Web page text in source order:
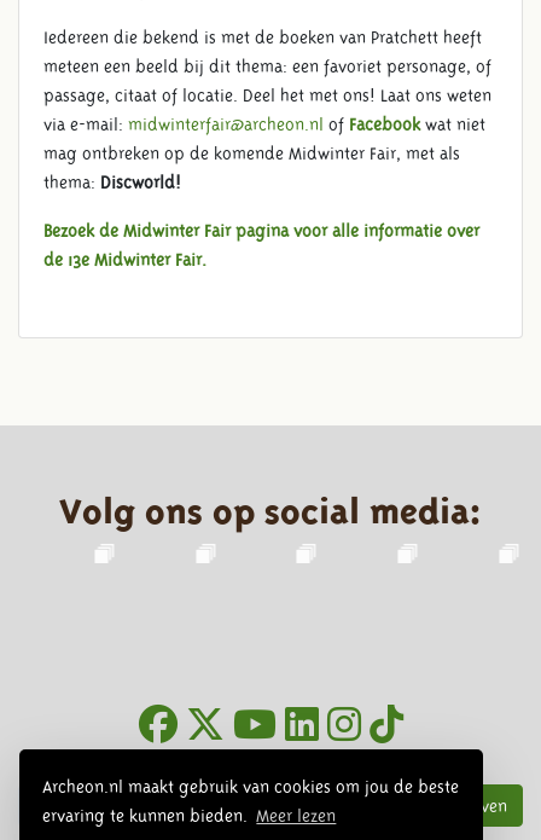
Archeon.nl maakt gebruik van cookies om jou de beste
ervaring te kunnen bieden.
Meer lezen
Iedereen die bekend is met de boeken van Pratchett heeft
meteen een beeld bij dit thema: een favoriet personage, of
passage, citaat of locatie. Deel het met ons! Laat ons weten
via e-mail: midwinterfair@archeon.nl of Facebook wat niet
mag ontbreken op de komende Midwinter Fair, met als
thema: Discworld!
Bezoek de Midwinter Fair pagina voor alle informatie over
de 13e Midwinter Fair.
Volg ons op social media:
Inschrijven